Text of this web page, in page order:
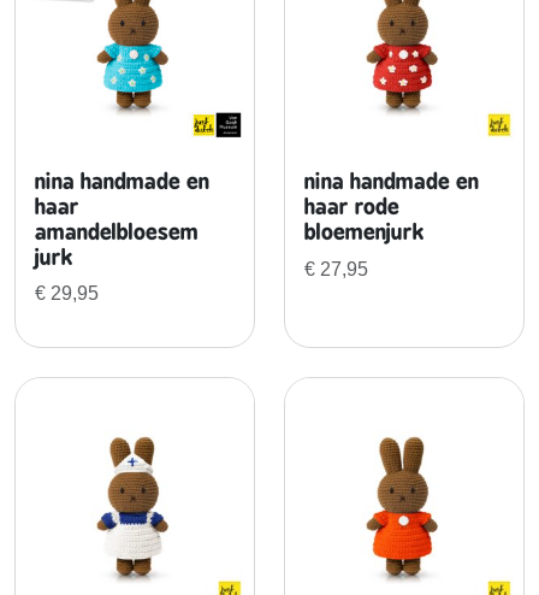
nina handmade en
haar
amandelbloesem
jurk
€ 29,95
nina handmade en
haar rode
bloemenjurk
€ 27,95